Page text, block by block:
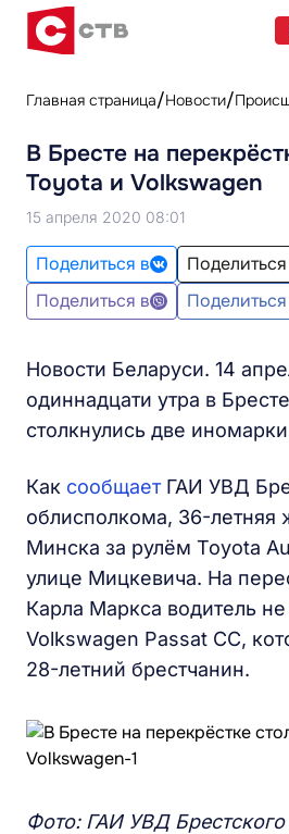
Главная страница Новости
В Бресте на
Toyota и Volkswagen
15 апреля 2020 08:01
Поделиться в
Поделиться в
Новости Беларуси. 14
одиннадцати утра в
столкнулись две
Как сообщаетГАИ УВД
облисполкома, 36-летняя
Минска за рулём Toyota
улице Мицкевича. На
Карла Маркса водитель
Volkswagen Passat CC,
28-летний брестчанин.
Фото: ГАИ УВД